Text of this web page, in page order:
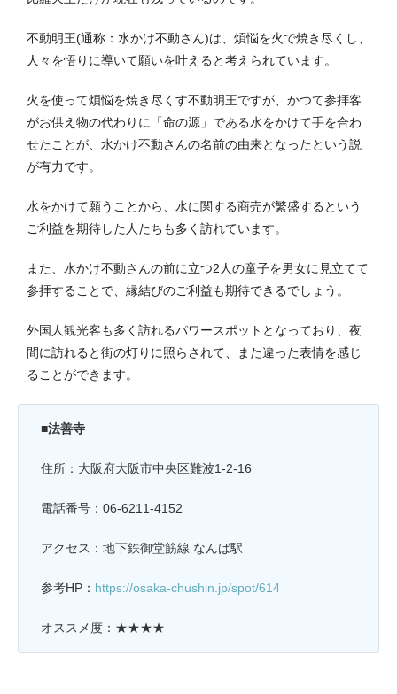
不動明王(通称：水かけ不動さん)は、煩悩を火で焼き尽くし、
人々を悟りに導いて願いを叶えると考えられています。
火を使って煩悩を焼き尽くす不動明王ですが、かつて参拝客
がお供え物の代わりに「命の源」である水をかけて手を合わ
せたことが、水かけ不動さんの名前の由来となったという説
が有力です。
水をかけて願うことから、水に関する商売が繁盛するという
ご利益を期待した人たちも多く訪れています。
また、水かけ不動さんの前に立つ2人の童子を男女に見立てて
参拝することで、縁結びのご利益も期待できるでしょう。
外国人観光客も多く訪れるパワースポットとなっており、夜
間に訪れると街の灯りに照らされて、また違った表情を感じ
ることができます。
■法善寺
住所：大阪府大阪市中央区難波1-2-16
電話番号：06-6211-4152
アクセス：地下鉄御堂筋線 なんば駅
参考HP： https://osaka-chushin.jp/spot/614
オススメ度：★★★★